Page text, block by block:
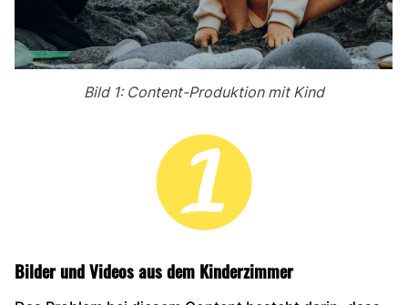
Bild 1: Content-Produktion mit Kind
Bilder und Videos aus dem Kinderzimmer